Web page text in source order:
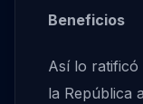
Beneficios
Así lo ratificó
la República